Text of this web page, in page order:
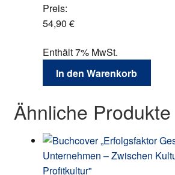
Preis:
54,90 €
Enthält 7% MwSt.
In den Warenkorb
Ähnliche Produkte